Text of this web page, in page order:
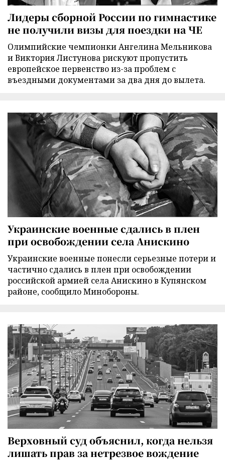
Лидеры сборной России по гимнастике
не получили визы для поездки на ЧЕ
Олимпийские чемпионки Ангелина Мельникова
и Виктория Листунова рискуют пропустить
европейское первенство из-за проблем с
въездными документами за два дня до вылета.
Украинские военные сдались в плен
при освобождении села Анискино
Украинские военные понесли серьезные потери и
частично сдались в плен при освобождении
российской армией села Анискино в Купянском
районе, сообщило Минобороны.
Верховный суд объяснил, когда нельзя
лишать прав за нетрезвое вождение